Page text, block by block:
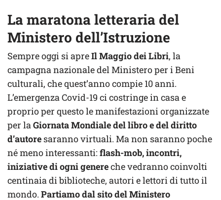
La maratona letteraria del
Ministero dell’Istruzione
Sempre oggi si apreIl Maggio dei Libri, la
campagna nazionale del Ministero per i Beni
culturali, che quest’anno compie 10 anni.
L’emergenza Covid-19 ci costringe in casa e
proprio per questo le manifestazioni organizzate
per laGiornata Mondiale del libro e del diritto
d’autore saranno virtuali. Ma non saranno poche
né meno interessanti: flash-mob, incontri,
iniziative di ogni genereche vedranno coinvolti
centinaia di biblioteche, autori e lettori di tutto il
mondo. Partiamo dal sito del Ministero